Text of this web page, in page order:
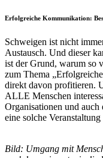
Erfolgreiche Kommunikation:
Schweigen ist nicht
Austausch. Und dieser
ist der Grund, warum so
zum Thema
direkt davon profitieren.
ALLE Menschen
Organisationen und
eine solche
Bild: Umgang mit